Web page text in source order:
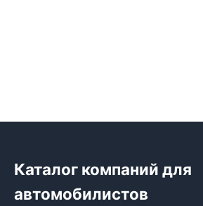
Каталог компаний для
автомобилистов